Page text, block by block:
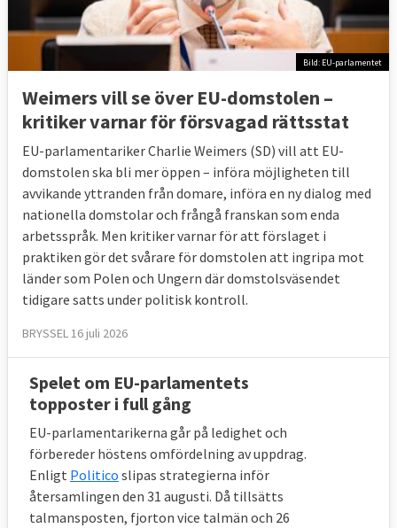
Bild: EU-parlamentet
Weimers vill se över EU-domstolen –
kritiker varnar för försvagad rättsstat
EU-parlamentariker Charlie Weimers (SD) vill att EU-
domstolen ska bli mer öppen – införa möjligheten till
avvikande yttranden från domare, införa en ny dialog med
nationella domstolar och frångå franskan som enda
arbetsspråk. Men kritiker varnar för att förslaget i
praktiken gör det svårare för domstolen att ingripa mot
länder som Polen och Ungern där domstolsväsendet
tidigare satts under politisk kontroll.
BRYSSEL 16 juli 2026
Spelet om EU-parlamentets
topposter i full gång
EU-parlamentarikerna går på ledighet och
förbereder höstens omfördelning av uppdrag.
Enligt Politico slipas strategierna inför
återsamlingen den 31 augusti. Då tillsätts
talmansposten, fjorton vice talmän och 26